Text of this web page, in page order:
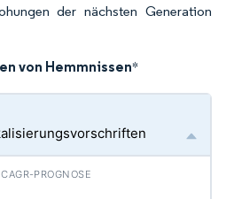
der nächsten Generation
von Hemmnissen*